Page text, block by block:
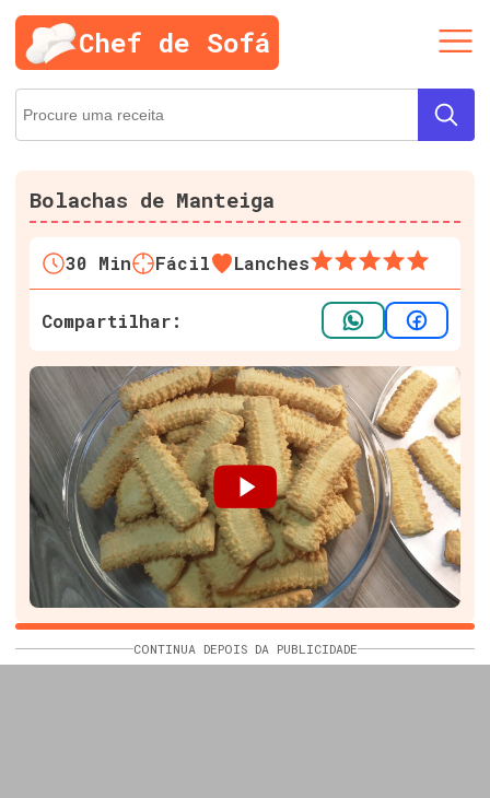
Chef de Sofá
Bolachas de Manteiga
30 Min Fácil Lanches
Compartilhar:
CONTINUA DEPOIS DA PUBLICIDADE